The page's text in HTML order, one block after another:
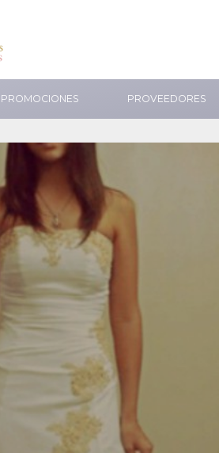
PROMOCIONES PROVEEDORES